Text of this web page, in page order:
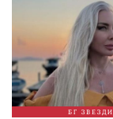
БГ ЗВЕЗДИ